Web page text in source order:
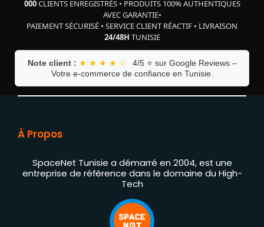
000CLIENTS ENREGISTRÉS• PRODUITS 100% AUTHENTIQUES
AVEC GARANTIE•
PAIEMENT SÉCURISÉ • SERVICE CLIENT RÉACTIF • LIVRAISON
24/48H TUNISIE
Note client : ★ ★ ★ ★ ☆
4/5 ⭐ sur Google Reviews –
Votre e-commerce de confiance en Tunisie.
À Propos
SpaceNet Tunisie a démarré en 2004, est une
entreprise de référence dans le domaine du High-
Tech